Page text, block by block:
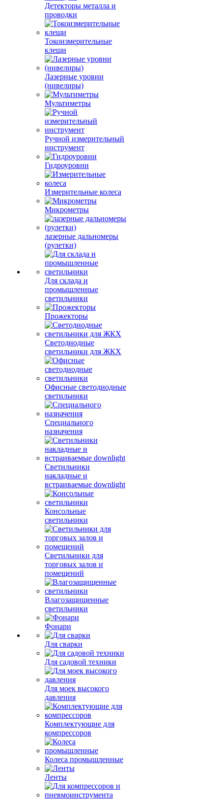
Детекторы металла и
проводки
Токоизмерительные
клещи
Лазерные уровни
(нивелиры)
Мультиметры
Ручной измерительный
инструмент
Гидроуровни
Измерительные колеса
Микрометры
лазерные дальномеры
(рулетки)
Для склада и
промышленные
светильники
Прожекторы
Светодиодные
светильники для ЖКХ
Офисные светодиодные
светильники
Специального
назначения
Светильники
накладные и
встраиваемые downlight
Консольные
светильники
Светильники для
торговых залов и
помещений
Влагозащищенные
светильники
Фонари
Для сварки
Для садовой техники
Для моек высокого
давления
Комплектующие для
компрессоров
Колеса промышленные
Ленты